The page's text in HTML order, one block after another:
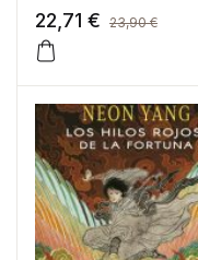
22,71 € 23,90€